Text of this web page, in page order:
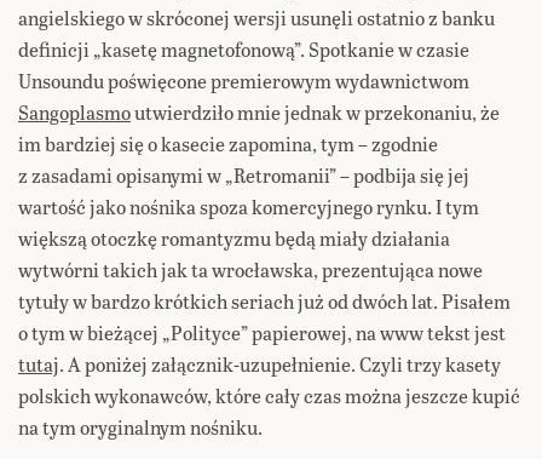
angielskiego w skróconej wersji usunęli ostatnio z banku
definicji „kasetę magnetofonową”. Spotkanie w czasie
Unsoundu poświęcone premierowym wydawnictwom
Sangoplasmoutwierdziło mnie jednak w przekonaniu, że
im bardziej się o kasecie zapomina, tym – zgodnie
z zasadami opisanymi w „Retromanii” – podbija się jej
wartość jako nośnika spoza komercyjnego rynku. I tym
większą otoczkę romantyzmu będą miały działania
wytwórni takich jak ta wrocławska, prezentująca nowe
tytuły w bardzo krótkich seriach już od dwóch lat. Pisałem
o tym w bieżącej „Polityce” papierowej, na www tekst jest
tutaj. A poniżej załącznik-uzupełnienie. Czyli trzy kasety
polskich wykonawców, które cały czas można jeszcze kupić
na tym oryginalnym nośniku.